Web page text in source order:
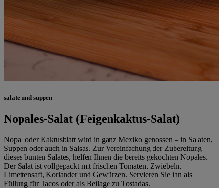
salate und suppen
Nopales-Salat (Feigenkaktus-Salat)
Nopal oder Kaktusblatt wird in ganz Mexiko genossen – in Salaten,
Suppen oder auch in Salsas. Zur Vereinfachung der Zubereitung
dieses bunten Salates, helfen Ihnen die bereits gekochten Nopales.
Der Salat ist vollgepackt mit frischen Tomaten, Zwiebeln,
Limettensaft, Koriander und Gewürzen. Servieren Sie ihn als
Füllung für Tacos oder als Beilage zu Tostadas.